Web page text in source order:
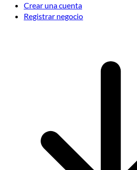
Crear una cuenta
Registrar negocio